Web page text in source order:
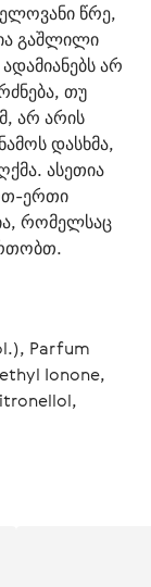
წრე,
გაშლილი
არ
თუ
არ არის
დასხმა,
ასეთია
ერთი
რომელსაც
Parfum
Ionone,